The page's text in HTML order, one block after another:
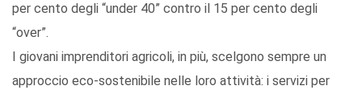
per cento degli “under 40” contro il 15 per cento degli
“over”.
I giovani imprenditori agricoli, in più, scelgono sempre un
approccio eco-sostenibile nelle loro attività: i servizi per